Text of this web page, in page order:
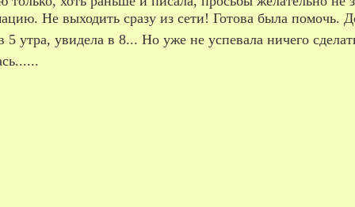
Не выходить сразу из сети! Готова была помочь.
5 утра, увидела в 8... Но уже не успевала ничего